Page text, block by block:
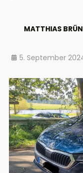
MATTHIAS
5. September